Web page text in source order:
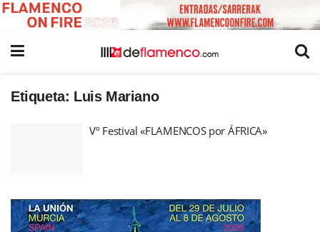
Etiqueta: Luis Mariano
Vº Festival «FLAMENCOS por ÁFRICA»